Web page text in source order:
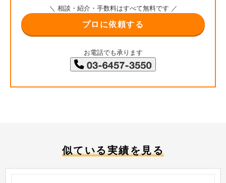
＼ 相談・紹介・手数料はすべて無料です ／
プロに依頼する
お電話でも承ります
似ている実績を見る